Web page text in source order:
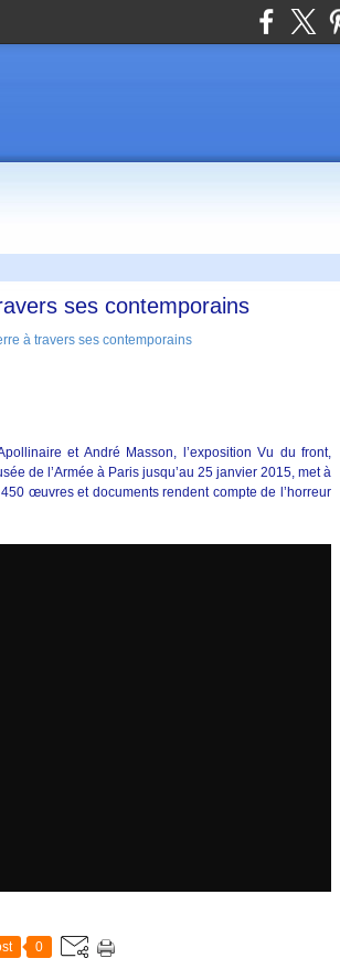
ses contemporains
et André Masson, l’exposition Vu du front,
de l’Armée à Paris jusqu’au 25 janvier 2015, met à
œuvres et documents rendent compte de l’horreur
0